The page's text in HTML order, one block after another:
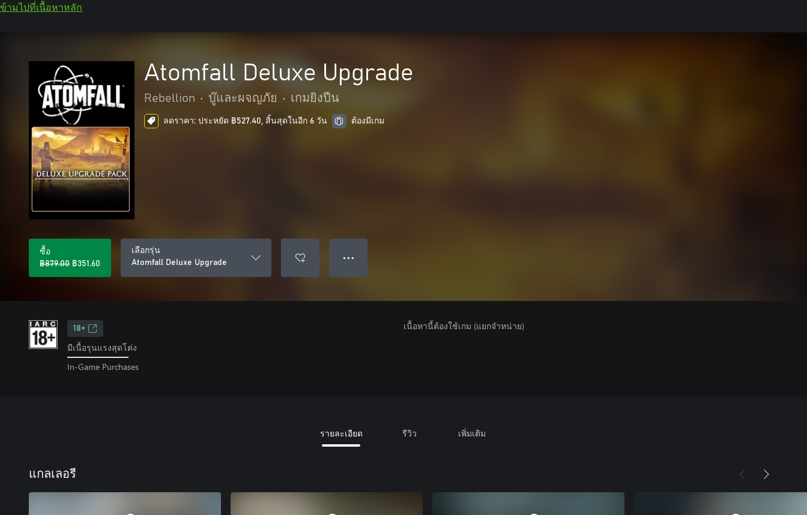
ข้ามไปที่เนื้อหาหลัก
Atomfall Deluxe Upgrade
Rebellion • บู๊และผจญภัย • เกมยิงปืน
ลดราคา: ประหยัด ฿527.40, สิ้นสุดในอีก 6 วัน ต้องมีเกม
ซื้อ
฿879.00 ฿351.60
เลือกรุ่น
Atomfall Deluxe Upgrade
● ● ●
18+
มีเนื้อรุนแรงสุดโต่ง
In-Game Purchases
เนื้อหานี้ต้องใช้เกม (แยกจำหน่าย)
รายละเอียด รีวิว เพิ่มเติม
แกลเลอรี